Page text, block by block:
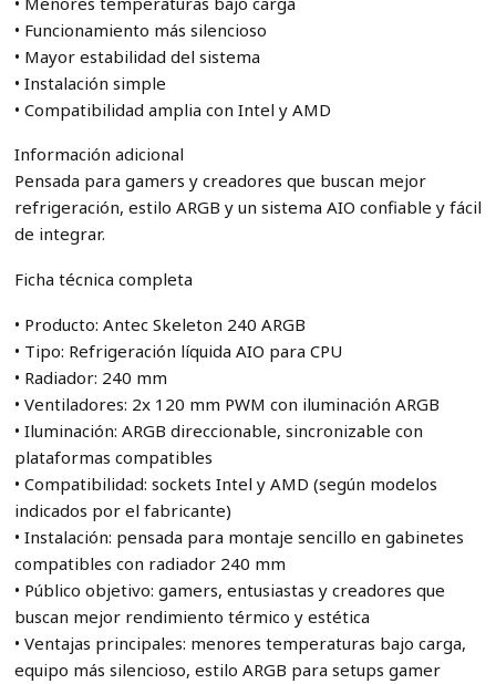
• Funcionamiento más silencioso
• Mayor estabilidad del sistema
• Instalación simple
• Compatibilidad amplia con Intel y AMD
Información adicional
Pensada para gamers y creadores que buscan mejor
refrigeración, estilo ARGB y un sistema AIO confiable y fácil
de integrar.
Ficha técnica completa
• Producto: Antec Skeleton 240 ARGB
• Tipo: Refrigeración líquida AIO para CPU
• Radiador: 240 mm
• Ventiladores: 2x 120 mm PWM con iluminación ARGB
• Iluminación: ARGB direccionable, sincronizable con
plataformas compatibles
• Compatibilidad: sockets Intel y AMD (según modelos
indicados por el fabricante)
• Instalación: pensada para montaje sencillo en gabinetes
compatibles con radiador 240 mm
• Público objetivo: gamers, entusiastas y creadores que
buscan mejor rendimiento térmico y estética
• Ventajas principales: menores temperaturas bajo carga,
equipo más silencioso, estilo ARGB para setups gamer